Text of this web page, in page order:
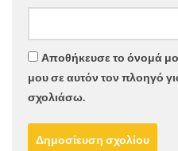
Αποθήκευσε το όνομά
μου σε αυτόν τον πλοηγό
σχολιάσω.